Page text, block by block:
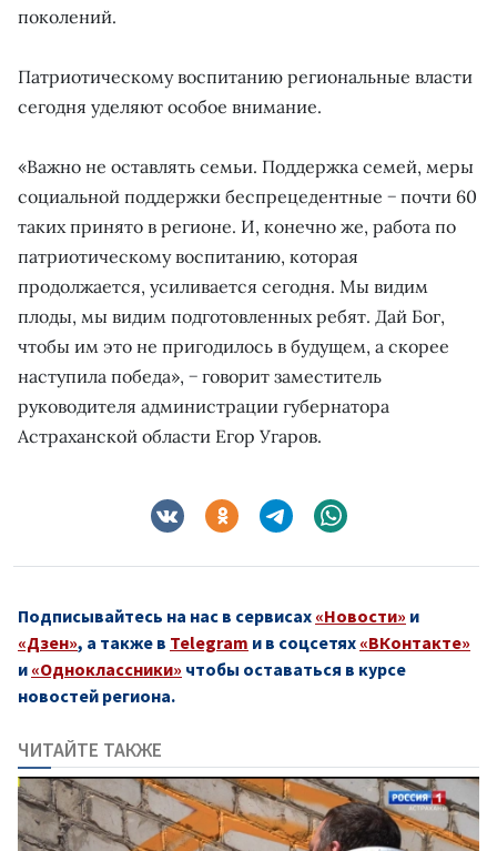
поколений.
Патриотическому воспитанию региональные власти
сегодня уделяют особое внимание.
«Важно не оставлять семьи. Поддержка семей, меры
социальной поддержки беспрецедентные − почти 60
таких принято в регионе. И, конечно же, работа по
патриотическому воспитанию, которая
продолжается, усиливается сегодня. Мы видим
плоды, мы видим подготовленных ребят. Дай Бог,
чтобы им это не пригодилось в будущем, а скорее
наступила победа», − говорит заместитель
руководителя администрации губернатора
Астраханской области Егор Угаров.
Подписывайтесь на нас в сервисах «Новости» и
«Дзен», а также в Telegram и в соцсетях «ВКонтакте»
и «Одноклассники» чтобы оставаться в курсе
новостей региона.
ЧИТАЙТЕ ТАКЖЕ